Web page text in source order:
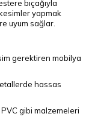
bıçağıyla
yapmak
uyum sağlar.
gerektiren mobilya
hassas
gibi malzemeleri